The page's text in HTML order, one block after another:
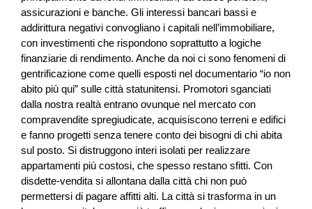
assicurazioni e banche. Gli interessi bancari bassi e
addirittura negativi convogliano i capitali nell’immobiliare,
con investimenti che rispondono soprattutto a logiche
finanziarie di rendimento. Anche da noi ci sono fenomeni di
gentrificazione come quelli esposti nel documentario “io non
abito più qui” sulle città statunitensi. Promotori sganciati
dalla nostra realtà entrano ovunque nel mercato con
compravendite spregiudicate, acquisiscono terreni e edifici
e fanno progetti senza tenere conto dei bisogni di chi abita
sul posto. Si distruggono interi isolati per realizzare
appartamenti più costosi, che spesso restano sfitti. Con
disdette-vendita si allontana dalla città chi non può
permettersi di pagare affitti alti. La città si trasforma in un